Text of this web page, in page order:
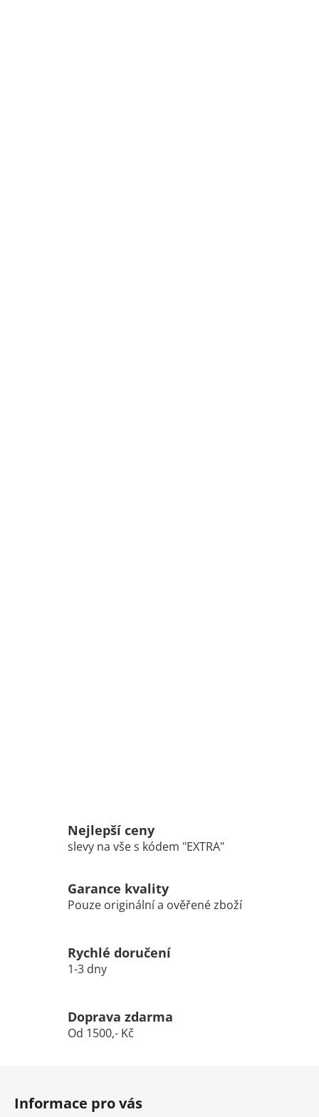
Nejlepší ceny
slevy na vše s kódem "EXTRA"
Garance kvality
Pouze originální a ověřené zboží
Rychlé doručení
1-3 dny
Doprava zdarma
Od 1500,- Kč
Informace pro vás